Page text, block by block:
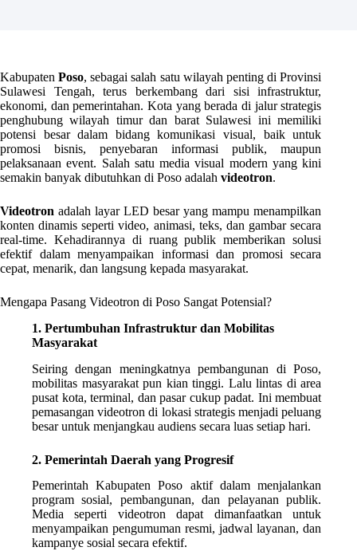
KabupatenPoso, sebagai salah satu wilayah penting di Provinsi
Sulawesi Tengah, terus berkembang dari sisi infrastruktur,
ekonomi, dan pemerintahan. Kota yang berada di jalur strategis
penghubung wilayah timur dan barat Sulawesi ini memiliki
potensi besar dalam bidang komunikasi visual, baik untuk
promosi bisnis, penyebaran informasi publik, maupun
pelaksanaan event. Salah satu media visual modern yang kini
semakin banyak dibutuhkan di Poso adalah videotron.
Videotron adalah layar LED besar yang mampu menampilkan
konten dinamis seperti video, animasi, teks, dan gambar secara
real-time. Kehadirannya di ruang publik memberikan solusi
efektif dalam menyampaikan informasi dan promosi secara
cepat, menarik, dan langsung kepada masyarakat.
Mengapa Pasang Videotron di Poso Sangat Potensial?
1. Pertumbuhan Infrastruktur dan Mobilitas
Masyarakat
Seiring dengan meningkatnya pembangunan di Poso,
mobilitas masyarakat pun kian tinggi. Lalu lintas di area
pusat kota, terminal, dan pasar cukup padat. Ini membuat
pemasangan videotron di lokasi strategis menjadi peluang
besar untuk menjangkau audiens secara luas setiap hari.
2. Pemerintah Daerah yang Progresif
Pemerintah Kabupaten Poso aktif dalam menjalankan
program sosial, pembangunan, dan pelayanan publik.
Media seperti videotron dapat dimanfaatkan untuk
menyampaikan pengumuman resmi, jadwal layanan, dan
kampanye sosial secara efektif.